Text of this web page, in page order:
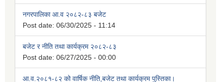
नगरपालिका आ.व २०८२-८३ बजेट
Post date: 06/30/2025 - 11:14
बजेट र नीति तथा कार्यक्रम २०८२-८३
Post date: 06/27/2025 - 00:00
आ.व.२०८१-८२ को वार्षिक नीति,बजेट तथा कार्यक्रम पुस्तिका।